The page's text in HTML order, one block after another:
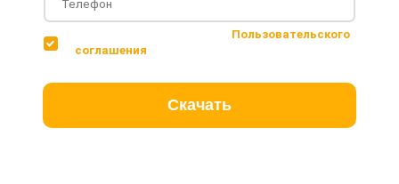
Пользовательского
соглашения
Скачать